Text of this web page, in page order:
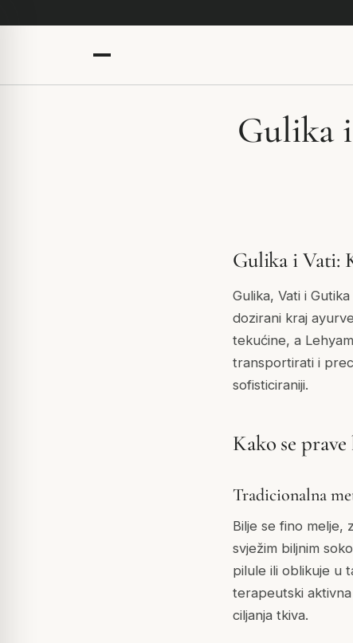
Gulika
Gulika i Vati:
Gulika, Vati i
dozirani kraj
tekućine, a
transportirati i
sofisticiraniji.
Kako se
Tradicionalna
Bilje se fino melje,
svježim biljnim
pilule ili oblikuje u
terapeutski
ciljanja tkiva.